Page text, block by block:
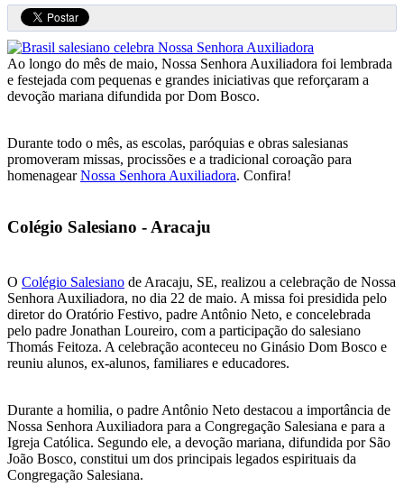
Ao longo do mês de maio, Nossa Senhora Auxiliadora foi lembrada
e festejada com pequenas e grandes iniciativas que reforçaram a
devoção mariana difundida por Dom Bosco.
Durante todo o mês, as escolas, paróquias e obras salesianas
promoveram missas, procissões e a tradicional coroação para
homenagearNossa Senhora Auxiliadora. Confira!
Colégio Salesiano - Aracaju
O Colégio Salesiano de Aracaju, SE, realizou a celebração de Nossa
Senhora Auxiliadora, no dia 22 de maio. A missa foi presidida pelo
diretor do Oratório Festivo, padre Antônio Neto, e concelebrada
pelo padre Jonathan Loureiro, com a participação do salesiano
Thomás Feitoza. A celebração aconteceu no Ginásio Dom Bosco e
reuniu alunos, ex-alunos, familiares e educadores.
Durante a homilia, o padre Antônio Neto destacou a importância de
Nossa Senhora Auxiliadora para a Congregação Salesiana e para a
Igreja Católica. Segundo ele, a devoção mariana, difundida por São
João Bosco, constitui um dos principais legados espirituais da
Congregação Salesiana.